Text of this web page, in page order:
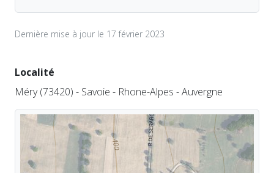
Dernière mise à jour le 17 février 2023
Localité
Méry (73420) - Savoie - Rhone-Alpes - Auvergne